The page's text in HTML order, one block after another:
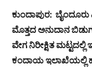
ಕುಂದಾಪುರ:
ಮೊತ್ತದ ಅನುದಾನ
ವೇಗ ನಿರೀಕ್ಷಿತ ಮಟ್ಟದಲ್ಲಿ
ಕಂದಾಯ ಇಲಾಖೆಯಲ್ಲಿ